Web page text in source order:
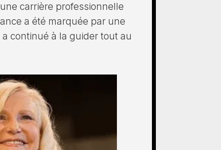
carrière professionnelle
a été marquée par une
continué à la guider tout au